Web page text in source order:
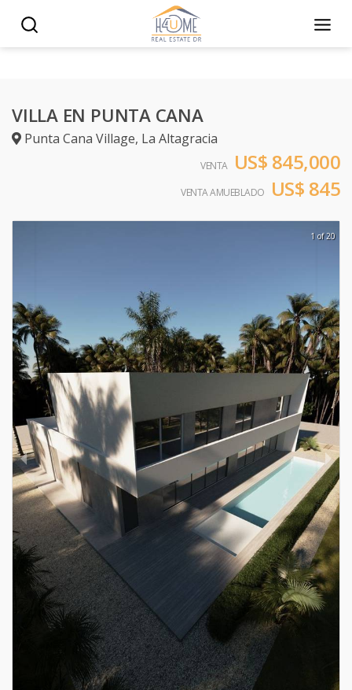
VILLA EN PUNTA CANA
Punta Cana Village, La Altagracia
VENTA US$ 845,000
VENTA AMUEBLADO US$ 845
1 of 20